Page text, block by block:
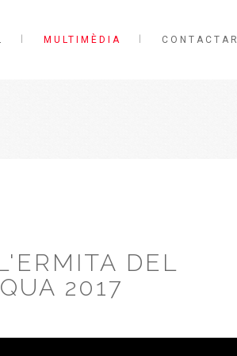
MULTIMÈDIA CONTACTAR
DEL
2017